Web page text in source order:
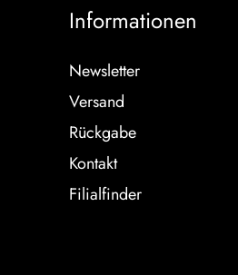
Informationen
Newsletter
Versand
Rückgabe
Kontakt
Filialfinder